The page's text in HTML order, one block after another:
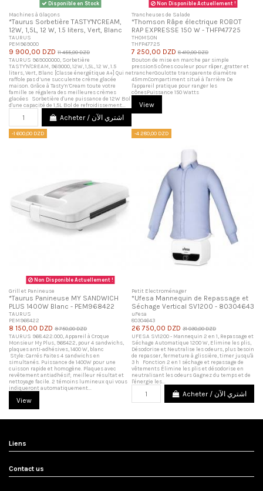
Disponible en Stock
Machines à Glaçons
*Taurus Sorbetière TASTY'N'CREAM,
12W, 1,5L, 12 W, 1.5 liters, Vert, Blanc
TAURUS
PEM969000
9 900,00 DZD 11 455,00 DZD
TAURUS 969000000, Sorbetière
TASTY'N'CREAM, 969000, 12W, 1,5L, 12 W, 1.5
liters, Vert, Blanc [Classe énergétique A+] Qui ne
raffole pas d’une succulente crème glacée
maison. Grâce à Tasty’n’Cream toute votre
famille se régalera des meilleures crèmes
glacées Sorbetière d'une puissance de 12W Bol
d'une capacité de 1,5L Bol de refroidissement...
Acheter / اشتري الآن
Non Disponible Actuellement !
Trancheuses de Salade
*Thomson Râpe électrique ROBOT
RAP EXPRESSE 150 W - THFP47725
THOMSON
THFP47725
7 250,00 DZD 8 410,00 DZD
Bouton de mise en marche par simple
pression5 cônes couleur pour râper, gratter et
trancherGoulotte transparente diamètre
45mmCompartiment situé à l'arrière De
l'appareil pratique pour ranger les
cônesPuissance 150 Watts
View
-1 600,00 DZD
Non Disponible Actuellement !
Grill et Panineuse
*Taurus Panineuse MY SANDWICH
PLUS 1400W Blanc - PEM968422
TAURUS
PEM968422
8 150,00 DZD 9 750,00 DZD
TAURUS 968.422.000, Appareil à Croque
Monsieur My Plus, 968422, pour 4 sandwichs,
plaques anti-adhésives, 1400 W, blanc
Style: Carrés Faites 4 sandwichs en
simultanés. Puissance de 1400W pour une
cuisson rapide et homogène. Plaques avec
revêtement antiadhésif; meilleur résultat et
nettoyage facile. 2 témoins lumineux qui vous
indiqueront automatiquement...
View
-4 280,00 DZD
Petit Electroménager
*Ufesa Mannequin de Repassage et
Séchage Vertical SV1200 - 80304643
uFesa
80304643
26 750,00 DZD 31 030,00 DZD
UFESA SV1200 - Mannequin 2 en 1, Repassage et
Séchage Automatique 1200 W, Elimine les plis,
Désodorise et Neutralise les odeurs, plus besoin
de repasser, fermeture à glissière, timer jusqu'à
3 h Fonction 2 en 1 séchage et repassage de
vêtements Élimine les plis et désodorise en
neutralisant les odeurs Gagnez du temps et de
l'énergie les...
Acheter / اشتري الآن
Liens
Contact us